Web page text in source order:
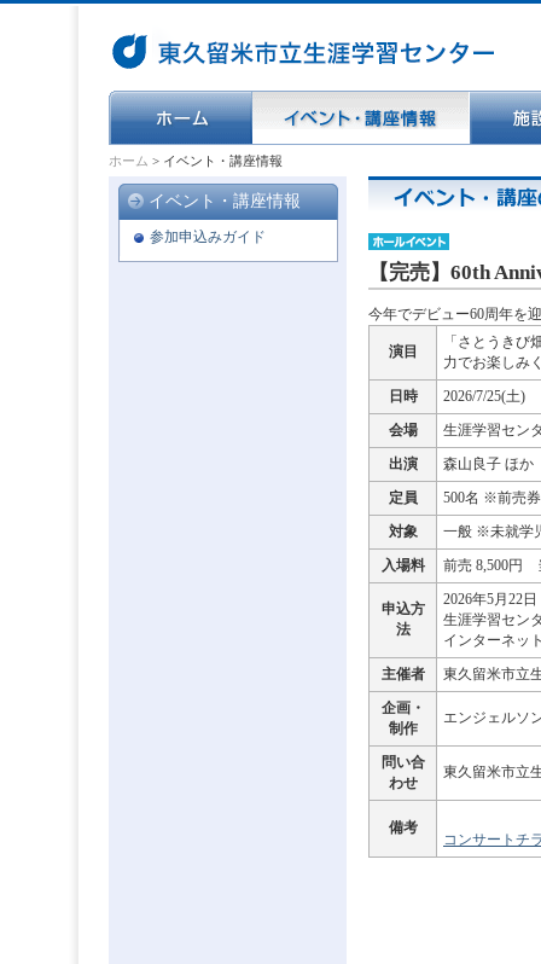
ホーム > イベント・講座情報
【完売】60th
今年でデビュー60周年を
演目
「さとうきび
力でお楽しみ
日時 2026/7/25(土)
会場 生涯学習セン
出演 森山良子 ほか
定員 500名 ※前売
対象 一般 ※未就学
入場料 前売 8,500円
申込方
法
2026年5月22
生涯学習セン
インターネッ
主催者 東久留米市立
企画・
制作
エンジェルソ
問い合
わせ
東久留米市立
備考
コンサートチ
イベント・講座情報
参加申込みガイド